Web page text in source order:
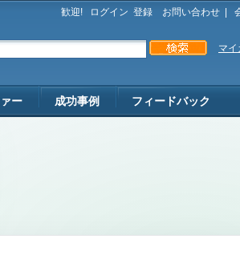
歓迎! ログイン 登録 お問い合わせ
マイ
ー 成功事例 フィードバック